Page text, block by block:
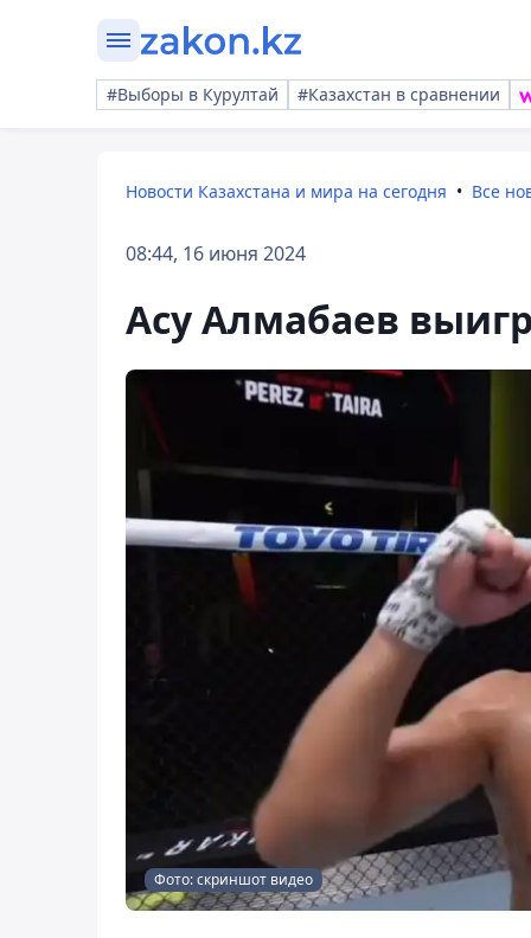
#Выборы в Курултай #Казахстан в сравнении
Новости Казахстана и мира на сегодня Все
08:44, 16 июня 2024
Асу Алмабаев
Фото: скриншот видео